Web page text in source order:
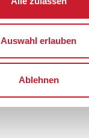
Auswahl erlauben
Ablehnen